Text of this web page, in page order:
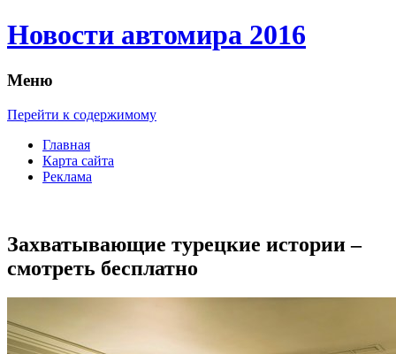
Новости автомира 2016
Меню
Перейти к содержимому
Главная
Карта сайта
Реклама
Захватывающие турецкие истории –
смотреть бесплатно